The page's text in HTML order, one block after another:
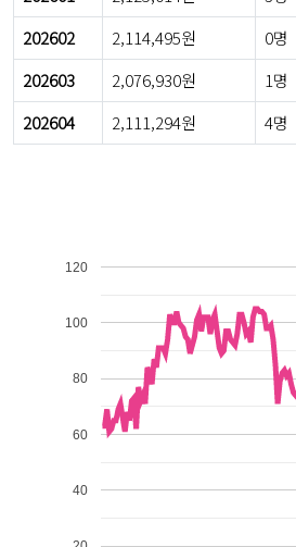
202602
2,114,495원 0명
202603
2,076,930원 1명
202604
2,111,294원 4명
40
60
80
100
120